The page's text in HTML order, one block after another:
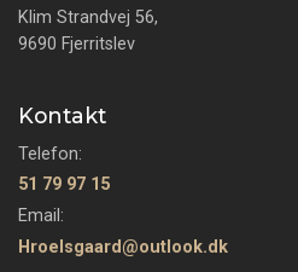
Klim Strandvej 56,
9690 Fjerritslev
Kontakt
Telefon:
51 79 97 15
Email:
Hroelsgaard@outlook.dk